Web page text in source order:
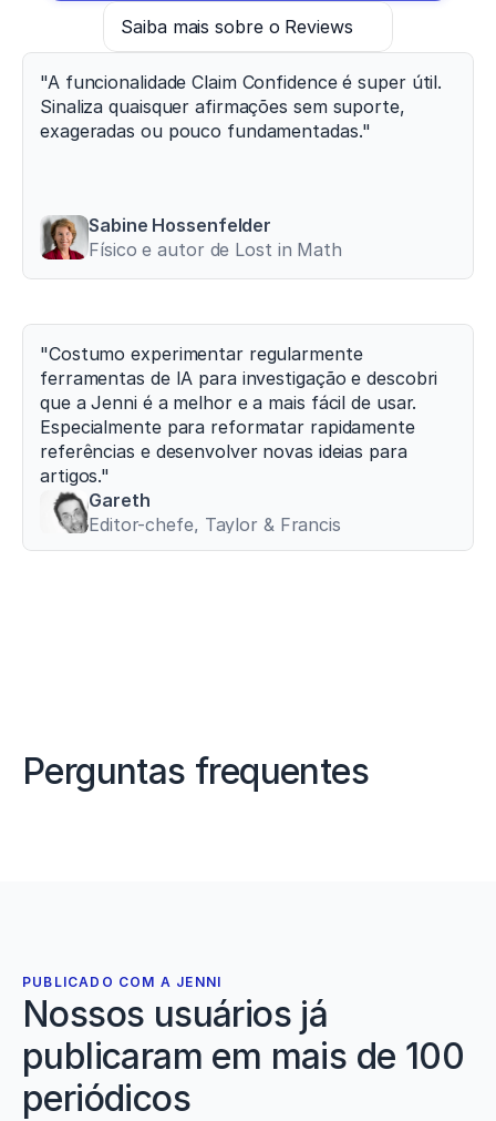
Saiba mais sobre o Reviews
"A funcionalidade Claim Confidence é super útil.
Sinaliza quaisquer afirmações sem suporte,
exageradas ou pouco fundamentadas."
Sabine Hossenfelder
Físico e autor de Lost in Math
"Costumo experimentar regularmente
ferramentas de IA para investigação e descobri
que a Jenni é a melhor e a mais fácil de usar.
Especialmente para reformatar rapidamente
referências e desenvolver novas ideias para
artigos."
Gareth
Editor-chefe, Taylor & Francis
Perguntas frequentes
PUBLICADO COM A JENNI
Nossos usuários já
publicaram em mais de 100
periódicos